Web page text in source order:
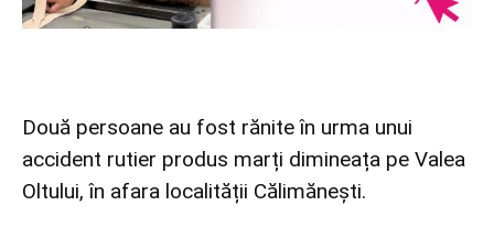
Două persoane au fost rănite în urma unui
accident rutier produs marți dimineața pe Valea
Oltului, în afara localității Călimănești.